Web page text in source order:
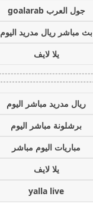
جول العرب goalarab
بث مباشر ريال مدريد اليوم
يلا لايف
ريال مدريد مباشر اليوم
برشلونة مباشر اليوم
مباريات اليوم مباشر
يلا لايف
yalla live